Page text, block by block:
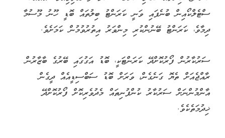
ސްޓެލްކޯއިން ބުނެފައި ވަނީ ކަރަންޓު ބިލުތައް ބޮޑީ ހޫނު މޫސުމާ
ދިމާވެ، ކަރަންޓު ބޭނުންކުރި މިންވަރު އިތުރުވުމުން ކަމަށެވެ.
ސަރުކާރުން ފޯރުކޮށްދޭ ކަރަންޓަކީ، ބޮޑު އަގުގައި ބޭރުގެ ބާޒާރުން
ރާއްޖެއަށް ތެޔޮ ގަނެގެން، ވަރަށް ބޮޑު ސަބްސިޑީއެއް ދީގެން
އާންމުންނަށް ސަރުކާރު ކުންފުނިތައް މެދުވެރިކޮށް ފޯރުކޮށްދޭ
ޚިދުމަތެކެވެ.